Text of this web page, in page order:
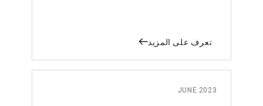
تعرف على المزيد
JUNE 2023